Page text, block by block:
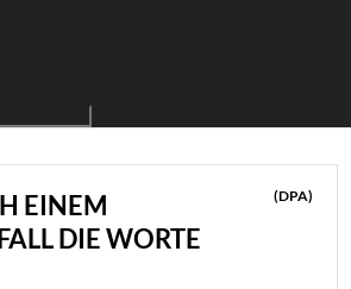
EINEM
DIE WORTE
(DPA)